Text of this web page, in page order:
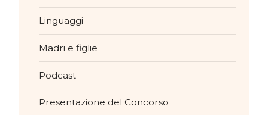
Linguaggi
Madri e figlie
Podcast
Presentazione del Concorso